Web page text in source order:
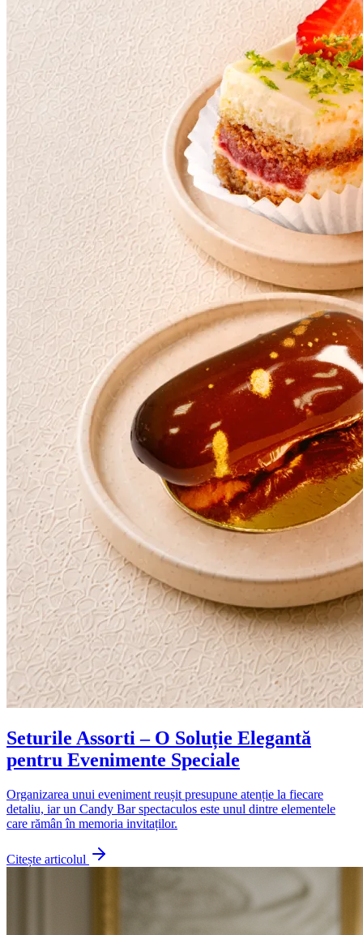
Seturile Assorti – O Soluție Elegantă
pentru Evenimente Speciale
Organizarea unui eveniment reușit presupune atenție la fiecare
detaliu, iar un Candy Bar spectaculos este unul dintre elementele
care rămân în memoria invitaților.
Citește articolul